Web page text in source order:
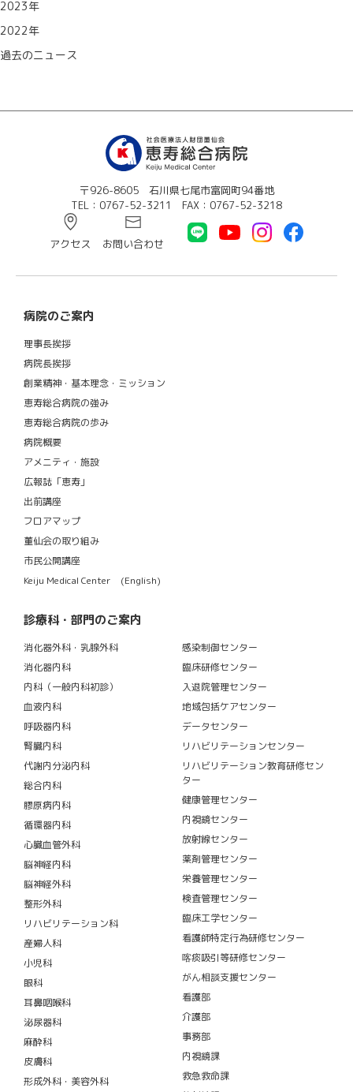
2023年
2022年
過去のニュース
〒926-8605 石川県七尾市富岡町94番地
TEL：0767-52-3211 FAX：0767-52-3218
アクセス お問い合わせ
病院のご案内
理事長挨拶
病院長挨拶
創業精神・基本理念・ミッション
恵寿総合病院の強み
恵寿総合病院の歩み
病院概要
アメニティ・施設
広報誌「恵寿」
出前講座
フロアマップ
董仙会の取り組み
市民公開講座
Keiju Medical Center (English)
診療科・部門のご案内
消化器外科・乳腺外科
消化器内科
内科（一般内科初診）
血液内科
呼吸器内科
腎臓内科
代謝内分泌内科
総合内科
膠原病内科
循環器内科
心臓血管外科
脳神経内科
脳神経外科
整形外科
リハビリテーション科
産婦人科
小児科
眼科
耳鼻咽喉科
泌尿器科
麻酔科
皮膚科
形成外科・美容外科
感染制御センター
臨床研修センター
入退院管理センター
地域包括ケアセンター
データセンター
リハビリテーションセンター
リハビリテーション教育研修セン
ター
健康管理センター
内視鏡センター
放射線センター
薬剤管理センター
栄養管理センター
検査管理センター
臨床工学センター
看護師特定行為研修センター
喀痰吸引等研修センター
がん相談支援センター
看護部
介護部
事務部
内視鏡課
救急救命課